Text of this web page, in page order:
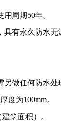
周期50年。
有永久防水无
做任何防水处
度为100mm。
筑面积）。